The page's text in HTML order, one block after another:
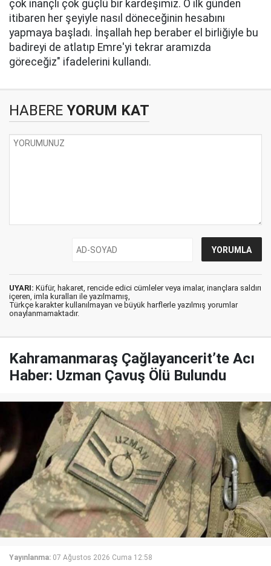
çok inançlı çok güçlü bir kardeşimiz. O ilk günden
itibaren her şeyiyle nasıl döneceğinin hesabını
yapmaya başladı. İnşallah hep beraber el birliğiyle bu
badireyi de atlatıp Emre'yi tekrar aramızda
göreceğiz" ifadelerini kullandı.
HABERE YORUM KAT
UYARI: Küfür, hakaret, rencide edici cümleler veya imalar, inançlara saldırı
içeren, imla kuralları ile yazılmamış,
Türkçe karakter kullanılmayan ve büyük harflerle yazılmış yorumlar
onaylanmamaktadır.
Kahramanmaraş Çağlayancerit’te Acı
Haber: Uzman Çavuş Ölü Bulundu
Yayınlanma: 07 Ağustos 2026 Cuma 12:58